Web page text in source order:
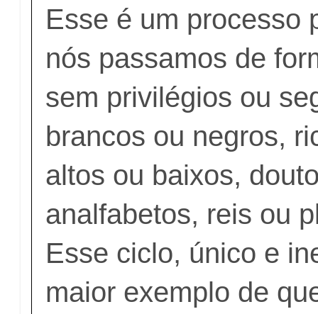
Esse é um processo
nós passamos de
sem privilégios ou
brancos ou negros,
altos ou baixos,
analfabetos, reis ou
Esse ciclo, único e
maior exemplo de